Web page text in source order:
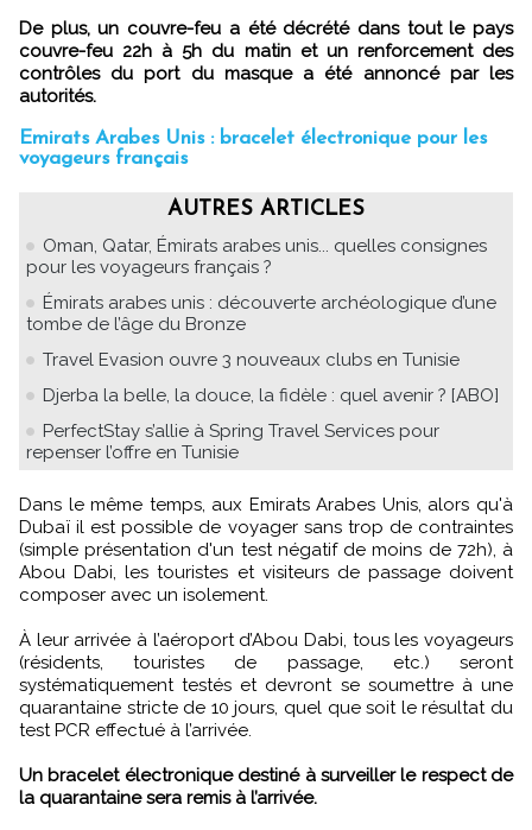
De plus, un couvre-feu a été décrété dans tout le pays
couvre-feu 22h à 5h du matin et un renforcement des
contrôles du port du masque a été annoncé par les
autorités.
Emirats Arabes Unis : bracelet électronique pour les
voyageurs français
AUTRES ARTICLES
Oman, Qatar, Émirats arabes unis... quelles consignes
pour les voyageurs français ?
Émirats arabes unis : découverte archéologique d’une
tombe de l’âge du Bronze
Travel Evasion ouvre 3 nouveaux clubs en Tunisie
Djerba la belle, la douce, la fidèle : quel avenir ? [ABO]
PerfectStay s’allie à Spring Travel Services pour
repenser l’offre en Tunisie
Dans le même temps, aux Emirats Arabes Unis, alors qu'à
Dubaï il est possible de voyager sans trop de contraintes
(simple présentation d'un test négatif de moins de 72h), à
Abou Dabi, les touristes et visiteurs de passage doivent
composer avec un isolement.
À leur arrivée à l’aéroport d’Abou Dabi, tous les voyageurs
(résidents, touristes de passage, etc.) seront
systématiquement testés et devront se soumettre à une
quarantaine stricte de 10 jours, quel que soit le résultat du
test PCR effectué à l’arrivée.
Un bracelet électronique destiné à surveiller le respect de
la quarantaine sera remis à l’arrivée.